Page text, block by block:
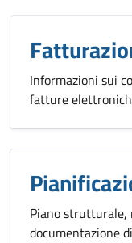
Informazioni sui
fatture
Piano strutturale,
documentazione